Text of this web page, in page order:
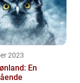
2023
En